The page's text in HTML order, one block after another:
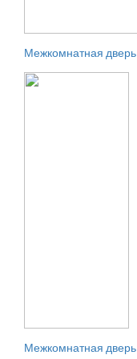
Межкомнатная дверь
Межкомнатная